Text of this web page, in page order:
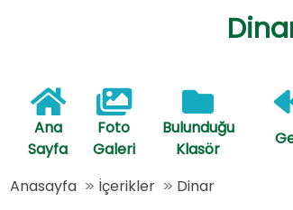
Ana
Sayfa
Foto
Galeri
Bulunduğu
Klasör
Anasayfa İçerikler Dinar